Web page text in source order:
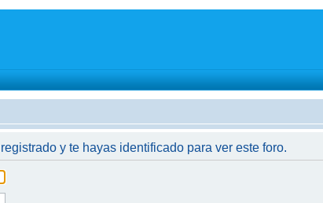
y te hayas identificado para ver este foro.